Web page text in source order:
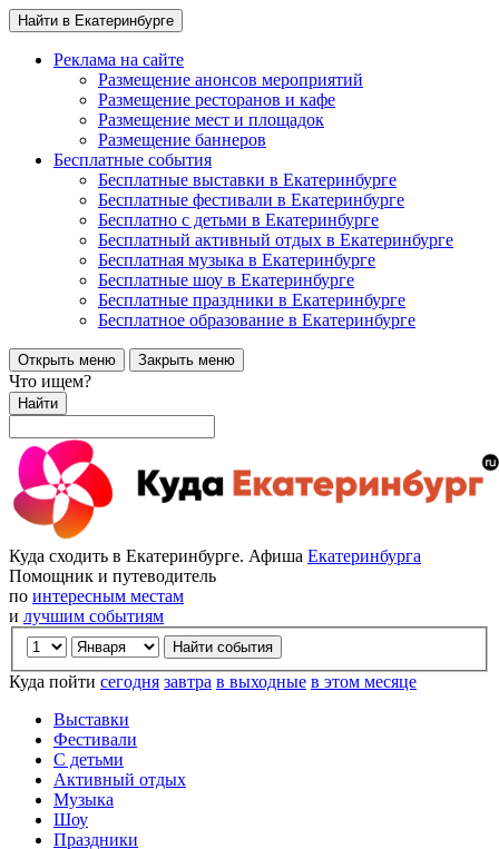
Найти в Екатеринбурге
Реклама на сайте
Размещение анонсов мероприятий
Размещение ресторанов и кафе
Размещение мест и площадок
Размещение баннеров
Бесплатные события
Бесплатные выставки в Екатеринбурге
Бесплатные фестивали в Екатеринбурге
Бесплатно с детьми в Екатеринбурге
Бесплатный активный отдых в Екатеринбурге
Бесплатная музыка в Екатеринбурге
Бесплатные шоу в Екатеринбурге
Бесплатные праздники в Екатеринбурге
Бесплатное образование в Екатеринбурге
Открыть меню Закрыть меню
Что ищем?
Найти
Куда сходить в Екатеринбурге. Афиша Екатеринбурга
Помощник и путеводитель
по интересным местам
и лучшим событиям
Куда пойти сегодня завтра в выходные в этом месяце
Выставки
Фестивали
С детьми
Активный отдых
Музыка
Шоу
Праздники